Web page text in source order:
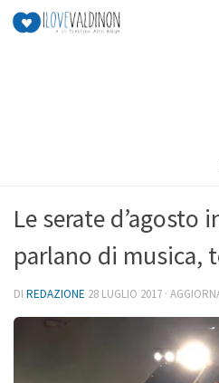
Salta al contenuto
Le serate d’agosto
parlano di musica,
DI REDAZIONE 28 LUGLIO 2017 ·